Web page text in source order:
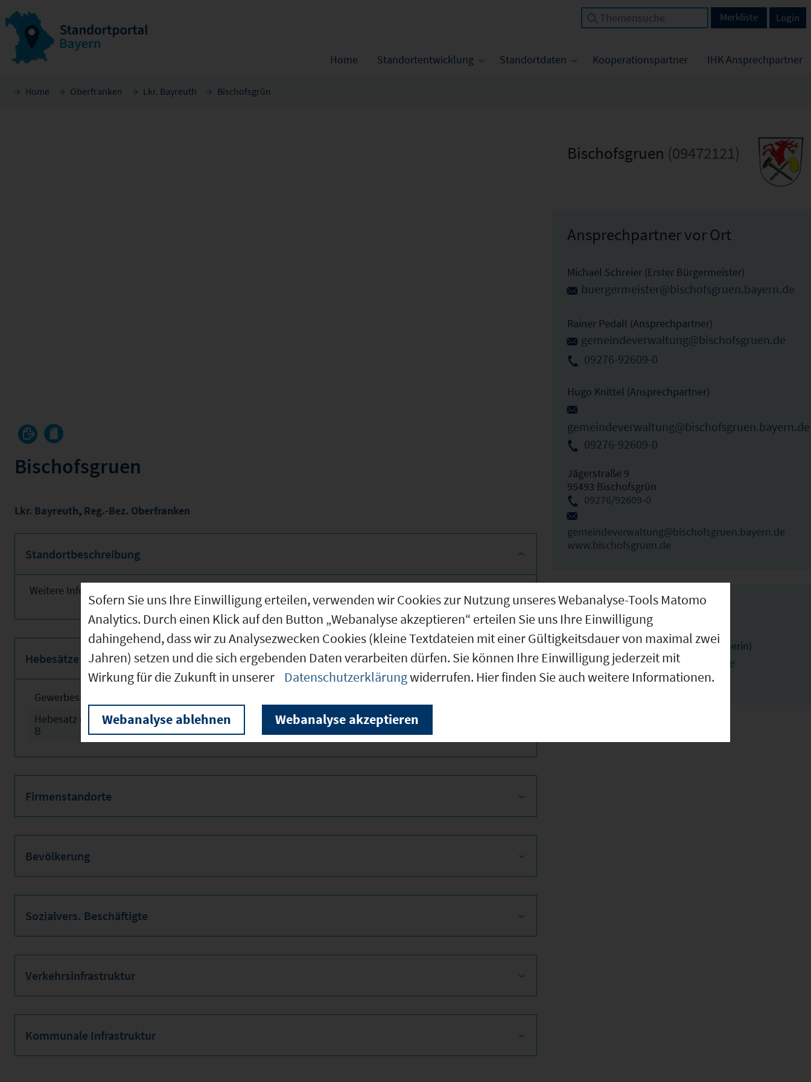
Home Standortentwicklung Standortdaten Kooperationspartner IHK Ansprechpartner
Login
Merkliste
Home Oberfranken Lkr. Bayreuth Bischofsgrün
Bischofsgruen
Lkr. Bayreuth, Reg.-Bez. Oberfranken
Standortbeschreibung
Weitere Informationen finden Sie obenstehend!
Hebesätze
Gewerbesteuerhebesatz
Hebesatz der Grundsteuer
B
2024 450
Firmenstandorte
Bevölkerung
Sozialvers. Beschäftigte
Verkehrsinfrastruktur
Kommunale Infrastruktur
Bischofsgruen (09472121)
Ansprechpartner vor Ort
Michael Schreier (Erster Bürgermeister)
buergermeister@bischofsgruen.bayern.de
Rainer Pedall (Ansprechpartner)
gemeindeverwaltung@bischofsgruen.de
09276-92609-0
Hugo Knittel (Ansprechpartner)
gemeindeverwaltung@bischofsgruen.bayern.de
09276-92609-0
Jägerstraße 9
95493 Bischofsgrün
09276/92609-0
gemeindeverwaltung@bischofsgruen.bayern.de
www.bischofsgruen.de
IHK Ansprechpartner
Sabine Ebensperger (Ansprechpartnerin)
ebensperger@bayreuth.ihk.de
0921886105
Sofern Sie uns Ihre Einwilligung erteilen, verwenden wir Cookies zur Nutzung unseres Webanalyse-Tools Matomo
Analytics. Durch einen Klick auf den Button „Webanalyse akzeptieren“ erteilen Sie uns Ihre Einwilligung
dahingehend, dass wir zu Analysezwecken Cookies (kleine Textdateien mit einer Gültigkeitsdauer von maximal zwei
Jahren) setzen und die sich ergebenden Daten verarbeiten dürfen. Sie können Ihre Einwilligung jederzeit mit
Wirkung für die Zukunft in unserer
Datenschutzerklärungwiderrufen. Hier finden Sie auch weitere Informationen.
Webanalyse ablehnen Webanalyse akzeptieren